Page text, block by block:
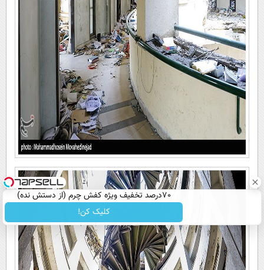
70درصد تخفیف ویژه کفش چرم (از دستش نده)
کلیک کن!